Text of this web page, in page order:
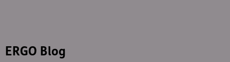
ERGO Blog